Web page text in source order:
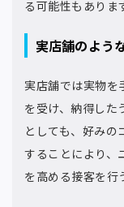
る可能性もありま
実店舗のよう
実店舗では実物を
を受け、納得した
としても、好みの
することにより、
を高める接客を行